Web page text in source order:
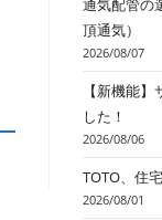
通気配管の
頂通気）
2026/08/07
【新機能
した！
2026/08/06
TOTO、住
2026/08/01